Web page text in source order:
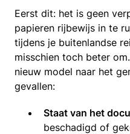
Eerst dit: het is geen
papieren rijbewijs in te
tijdens je buitenlandse
misschien toch beter
nieuw model naar het
gevallen:
Staat van het
beschadigd of